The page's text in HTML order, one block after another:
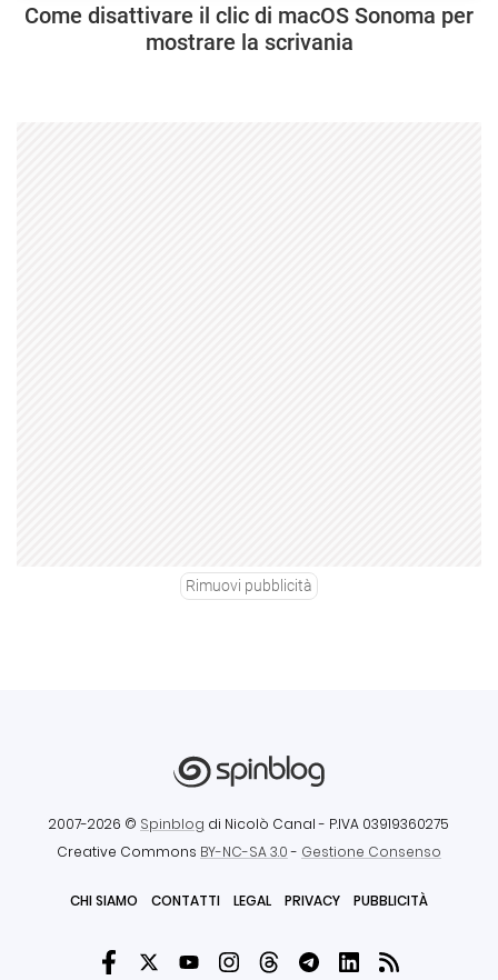
Come disattivare il clic di macOS Sonoma per
mostrare la scrivania
Rimuovi pubblicità
2007-2026 © Spinblog di Nicolò Canal - P.IVA 03919360275
Creative Commons BY-NC-SA 3.0- Gestione Consenso
CHI SIAMO CONTATTI LEGAL PRIVACY PUBBLICITÀ